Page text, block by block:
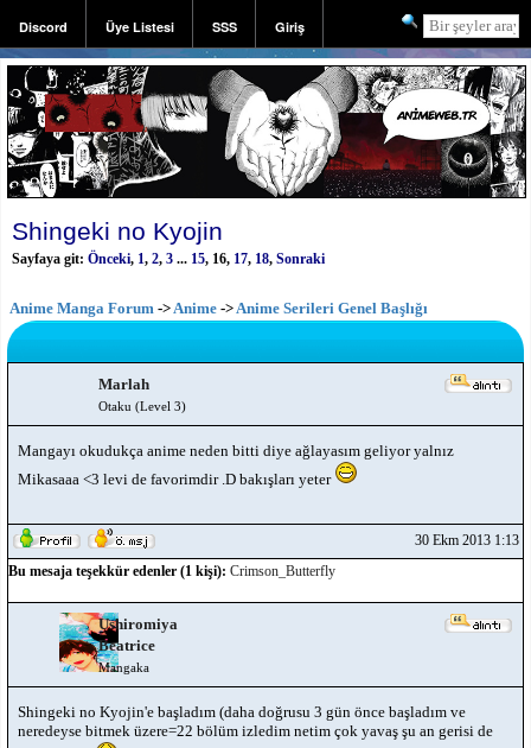
Discord Üye Listesi SSS Giriş
Kayıt
Shingeki no Kyojin
Sayfaya git: Önceki, 1, 2, 3 ... 15, 16, 17, 18, Sonraki
Anime Manga Forum -> Anime -> Anime Serileri Genel Başlığı
Marlah
Otaku (Level 3)
Mangayı okudukça anime neden bitti diye ağlayasım geliyor yalnız
Mikasaaa <3 levi de favorimdir .D bakışları yeter
30 Ekm 2013 1:13
Bu mesaja teşekkür edenler (1 kişi): Crimson_Butterfly
Ushiromiya
Beatrice
Mangaka
Shingeki no Kyojin'e başladım (daha doğrusu 3 gün önce başladım ve
neredeyse bitmek üzere=22 bölüm izledim netim çok yavaş şu an gerisi de